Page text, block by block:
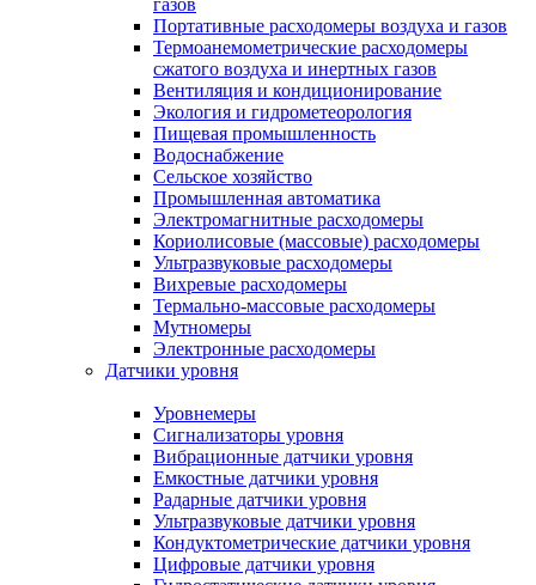
газов
Портативные расходомеры воздуха и газов
Термоанемометрические расходомеры
сжатого воздуха и инертных газов
Вентиляция и кондиционирование
Экология и гидрометеорология
Пищевая промышленность
Водоснабжение
Сельское хозяйство
Промышленная автоматика
Электромагнитные расходомеры
Кориолисовые (массовые) расходомеры
Ультразвуковые расходомеры
Вихревые расходомеры
Термально-массовые расходомеры
Мутномеры
Электронные расходомеры
Датчики уровня
Уровнемеры
Сигнализаторы уровня
Вибрационные датчики уровня
Емкостные датчики уровня
Радарные датчики уровня
Ультразвуковые датчики уровня
Кондуктометрические датчики уровня
Цифровые датчики уровня